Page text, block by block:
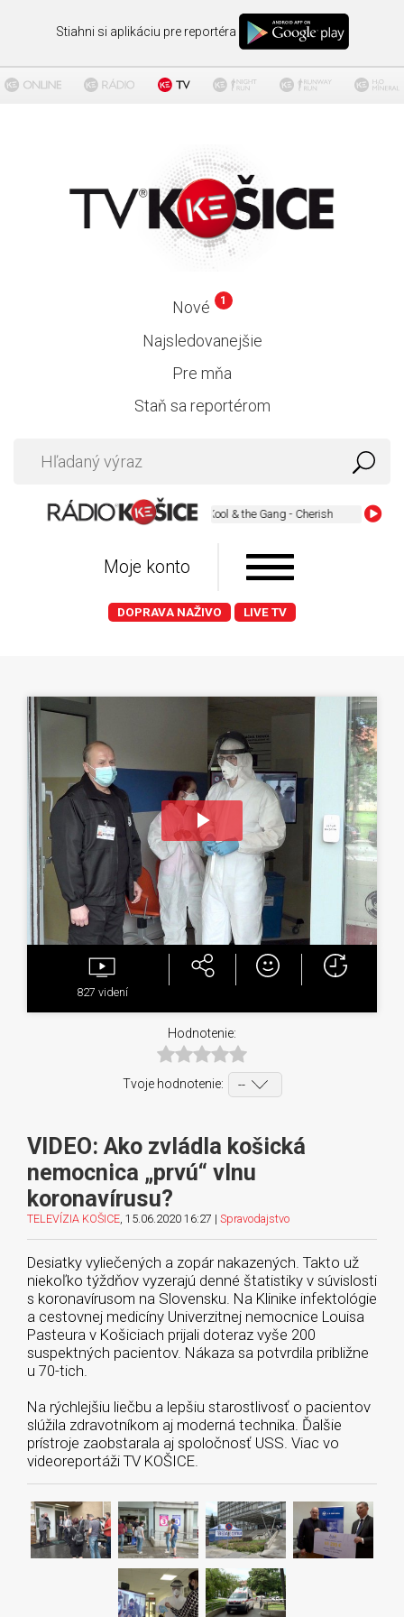
Stiahni si aplikáciu pre reportéra
Nové 1
Najsledovanejšie
Pre mňa
Staň sa reportérom
Kool & the Gang - Cherish
Moje konto
DOPRAVA NAŽIVO LIVE TV
Play
Video
827videní
Hodnotenie:
Tvoje hodnotenie:
VIDEO: Ako zvládla košická
nemocnica „prvú“ vlnu
koronavírusu?
TELEVÍZIA KOŠICE , 15.06.2020 16:27 | Spravodajstvo
Desiatky vyliečených a zopár nakazených. Takto už
niekoľko týždňov vyzerajú denné štatistiky v súvislosti
s koronavírusom na Slovensku. Na Klinike infektológie
a cestovnej medicíny Univerzitnej nemocnice Louisa
Pasteura v Košiciach prijali doteraz vyše 200
suspektných pacientov. Nákaza sa potvrdila približne
u 70-tich.
Na rýchlejšiu liečbu a lepšiu starostlivosť o pacientov
slúžila zdravotníkom aj moderná technika. Ďalšie
prístroje zaobstarala aj spoločnosť USS. Viac vo
videoreportáži TV KOŠICE.